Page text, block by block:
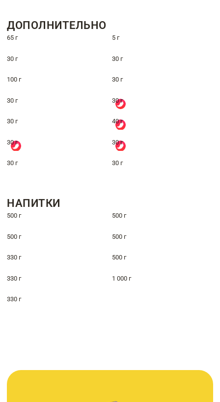
ДОПОЛНИТЕЛЬНО
65 г 5 г
30 г 30 г
100 г 30 г
30 г 30 г
30 г 40 г
30 г 30 г
30 г 30 г
НАПИТКИ
500 г 500 г
500 г 500 г
330 г 500 г
330 г 1 000 г
330 г